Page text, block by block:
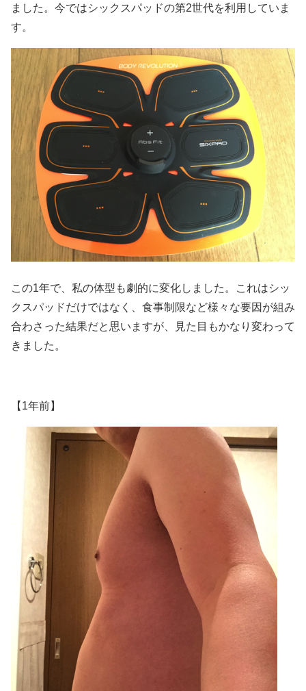
ました。今ではシックスパッドの第2世代を利用していま
す。
この1年で、私の体型も劇的に変化しました。これはシッ
クスパッドだけではなく、食事制限など様々な要因が組み
合わさった結果だと思いますが、見た目もかなり変わって
きました。
【1年前】